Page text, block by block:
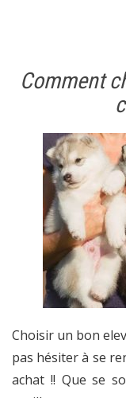
Comment
Choisir un bon
pas hésiter à se
achat !! Que se